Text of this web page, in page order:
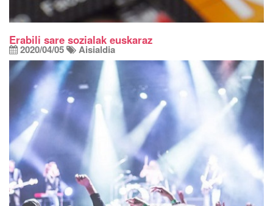
Erabili sare sozialak euskaraz
2020/04/05 Aisialdia